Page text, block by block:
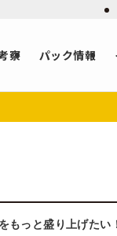
察 パック情報
もっと盛り上げたい